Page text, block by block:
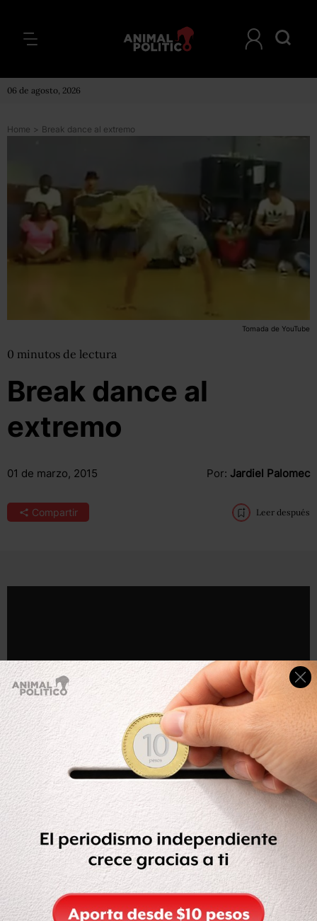
06 de agosto, 2026
Home > Break dance al extremo
Tomada de YouTube
0 minutos de lectura
Break dance al
extremo
01 de marzo, 2015 Por: Jardiel Palomec
Compartir Leer después
Compartir Leer después